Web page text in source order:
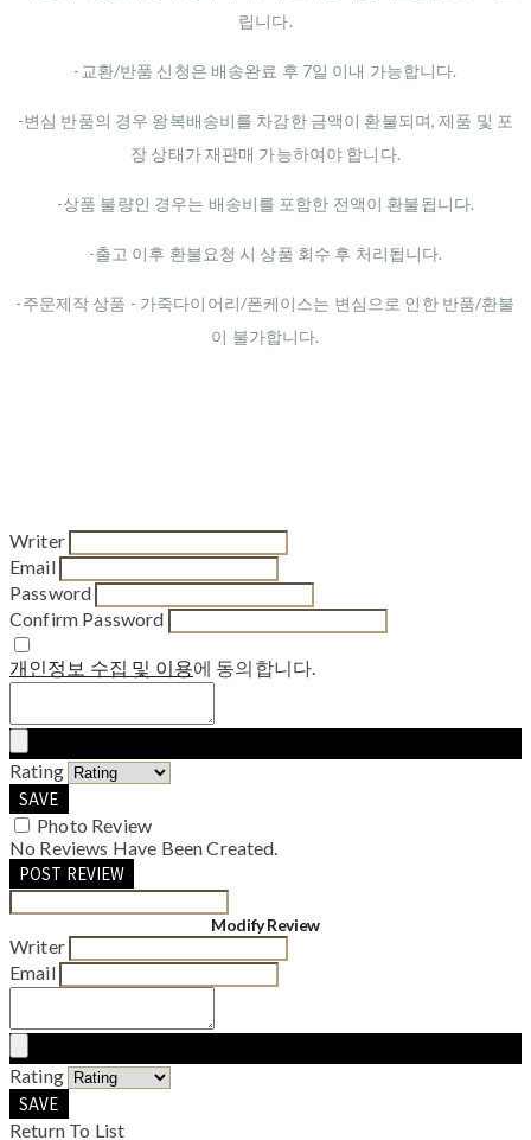
립니다.
-교환/반품 신청은 배송완료 후 7일 이내 가능합니다.
-변심 반품의 경우 왕복배송비를 차감한 금액이 환불되며, 제품 및 포
장 상태가 재판매 가능하여야 합니다.
-상품 불량인 경우는 배송비를 포함한 전액이 환불됩니다.
-출고 이후 환불요청 시 상품 회수 후 처리됩니다.
-주문제작 상품 - 가죽다이어리/폰케이스는 변심으로 인한 반품/환불
이 불가합니다.
Writer
Email
Password
Confirm Password
개인정보 수집 및 이용에 동의합니다.
Rating
SAVE
Photo Review
No Reviews Have Been Created.
POST REVIEW
Modify Review
Writer
Email
Rating
SAVE
Return To List